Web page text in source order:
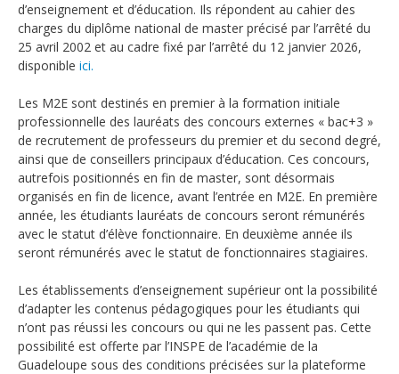
d’enseignement et d’éducation. Ils répondent au cahier des
charges du diplôme national de master précisé par l’arrêté du
25 avril 2002 et au cadre fixé par l’arrêté du 12 janvier 2026,
disponible ici.
Les M2E sont destinés en premier à la formation initiale
professionnelle des lauréats des concours externes « bac+3 »
de recrutement de professeurs du premier et du second degré,
ainsi que de conseillers principaux d’éducation. Ces concours,
autrefois positionnés en fin de master, sont désormais
organisés en fin de licence, avant l’entrée en M2E. En première
année, les étudiants lauréats de concours seront rémunérés
avec le statut d’élève fonctionnaire. En deuxième année ils
seront rémunérés avec le statut de fonctionnaires stagiaires.
Les établissements d’enseignement supérieur ont la possibilité
d’adapter les contenus pédagogiques pour les étudiants qui
n’ont pas réussi les concours ou qui ne les passent pas. Cette
possibilité est offerte par l’INSPE de l’académie de la
Guadeloupe sous des conditions précisées sur la plateforme